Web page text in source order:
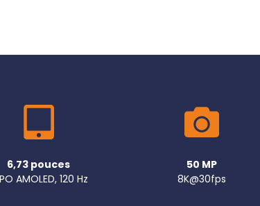
6,73 pouces
AMOLED, 120 Hz
50 MP
8K@30fps